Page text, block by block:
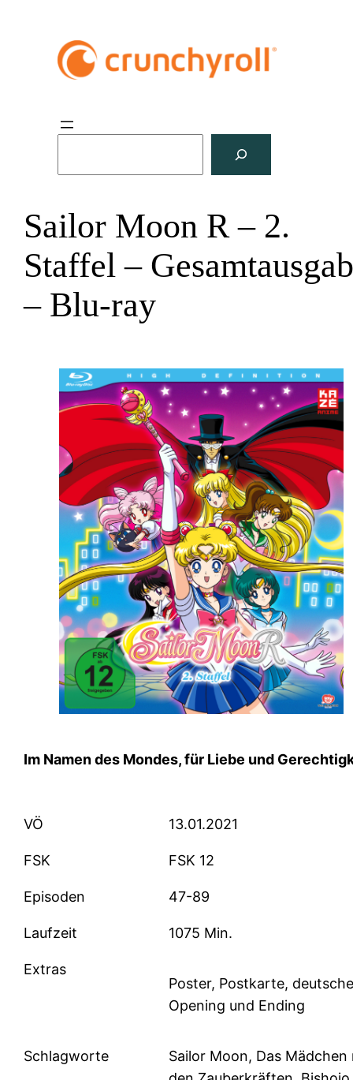
e
Sailor Moon R – 2.
Staffel –
– Blu-ray
Im Namen des Mondes, für Liebe und
VÖ 13.01.2021
FSK FSK 12
Episoden 47-89
Laufzeit 1075 Min.
Extras
Poster, Postkarte,
Opening und Ending
Schlagworte
Sailor Moon, Das Mädchen